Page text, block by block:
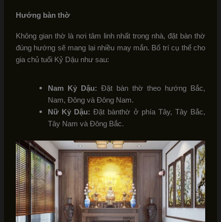
Hướng bàn thờ
Không gian thờ là nơi tâm linh nhất trong nhà, đặt bàn thờ
đúng hướng sẽ mang lại nhiều may mắn. Bố trí cụ thể cho
gia chủ tuổi Kỷ Dậu như sau:
Nam Kỷ Dậu: Đặt bàn thờ theo hướng Bắc,
Nam, Đông và Đông Nam.
Nữ Kỷ Dậu:Đặt bànthờ ở phía Tây, Tây Bắc,
Tây Nam và Đông Bắc.